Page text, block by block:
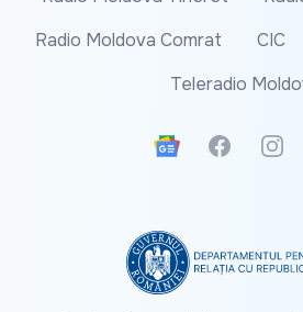
Radio Moldova Comrat
CIC
Teleradio
Google News
Facebook